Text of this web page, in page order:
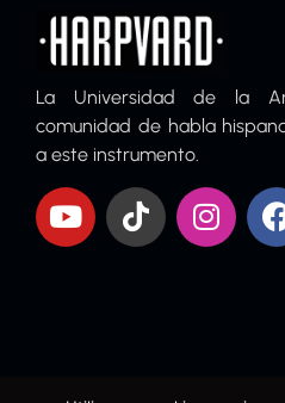
La Universidad de la
comunidad de habla
a este instrumento.